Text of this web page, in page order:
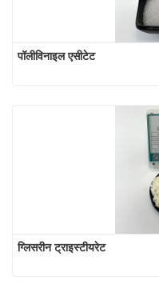
पॉलीविनाइल एसीटेट
ग्लिसरीन ट्राइस्टीयरेट